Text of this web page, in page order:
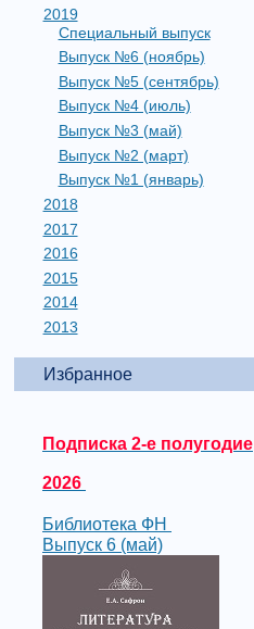
2019
Специальный выпуск
Выпуск №6 (ноябрь)
Выпуск №5 (сентябрь)
Выпуск №4 (июль)
Выпуск №3 (май)
Выпуск №2 (март)
Выпуск №1 (январь)
2018
2017
2016
2015
2014
2013
Избранное
Подписка 2-е полугодие
2026
Библиотека ФН
Выпуск 6 (май)